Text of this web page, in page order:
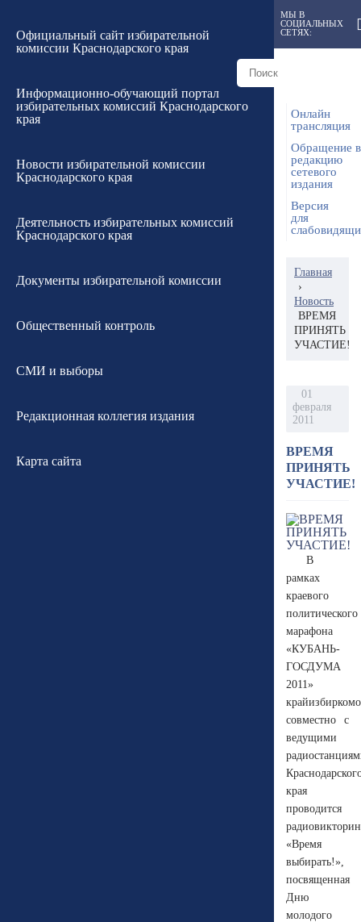
Официальный сайт избирательной
комиссии Краснодарского края
Информационно-обучающий портал
избирательных комиссий Краснодарского
края
Новости избирательной комиссии
Краснодарского края
Деятельность избирательных комиссий
Краснодарского края
Документы избирательной комиссии
Общественный контроль
СМИ и выборы
Редакционная коллегия издания
Карта сайта
МЫ В
СОЦИАЛЬНЫХ
СЕТЯХ:
Онлайн
трансляция
Обращение в
редакцию
сетевого
издания
Версия
для
Главная
›
Новость
ВРЕМЯ
ПРИНЯТЬ
УЧАСТИЕ!
01
февраля
2011
ВРЕМЯ
ПРИНЯТЬ
УЧАСТИЕ!
В
рамках
краевого
политического
марафона
«КУБАНЬ-
ГОСДУМА
2011»
совместно с
ведущими
края
проводится
«Время
выбирать!»,
посвященная
Дню
молодого